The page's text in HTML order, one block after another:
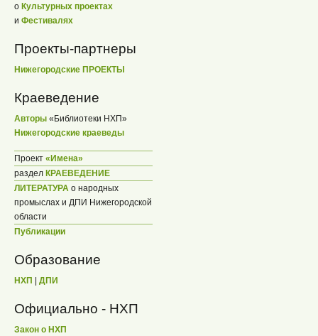
о Культурных проектах
и Фестивалях
Проекты-партнеры
Нижегородские ПРОЕКТЫ
Краеведение
Авторы «Библиотеки НХП»
Нижегородские краеведы
Проект «Имена»
раздел КРАЕВЕДЕНИЕ
ЛИТЕРАТУРА о народных
промыслах и ДПИ Нижегородской
области
Публикации
Образование
НХП | ДПИ
Официально - НХП
Закон о НХП